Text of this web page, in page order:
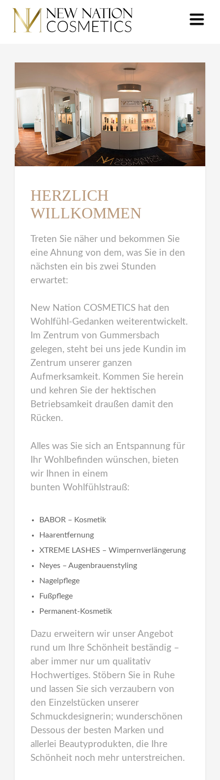
HERZLICH
WILLKOMMEN
Treten Sie näher und bekommen Sie
eine Ahnung von dem, was Sie in den
nächsten ein bis zwei Stunden
erwartet:
New Nation COSMETICS hat den
Wohlfühl-Gedanken weiterentwickelt.
Im Zentrum von Gummersbach
gelegen, steht bei uns jede Kundin im
Zentrum unserer ganzen
Aufmerksamkeit. Kommen Sie herein
und kehren Sie der hektischen
Betriebsamkeit draußen damit den
Rücken.
Alles was Sie sich an Entspannung für
Ihr Wohlbefinden wünschen, bieten
wir Ihnen in einem
bunten Wohlfühlstrauß:
BABOR – Kosmetik
Haarentfernung
XTREME LASHES – Wimpernverlängerung
Neyes – Augenbrauenstyling
Nagelpflege
Fußpflege
Permanent-Kosmetik
Dazu erweitern wir unser Angebot
rund um Ihre Schönheit beständig –
aber immer nur um qualitativ
Hochwertiges. Stöbern Sie in Ruhe
und lassen Sie sich verzaubern von
den Einzelstücken unserer
Schmuckdesignerin; wunderschönen
Dessous der besten Marken und
allerlei Beautyprodukten, die Ihre
Schönheit noch mehr unterstreichen.